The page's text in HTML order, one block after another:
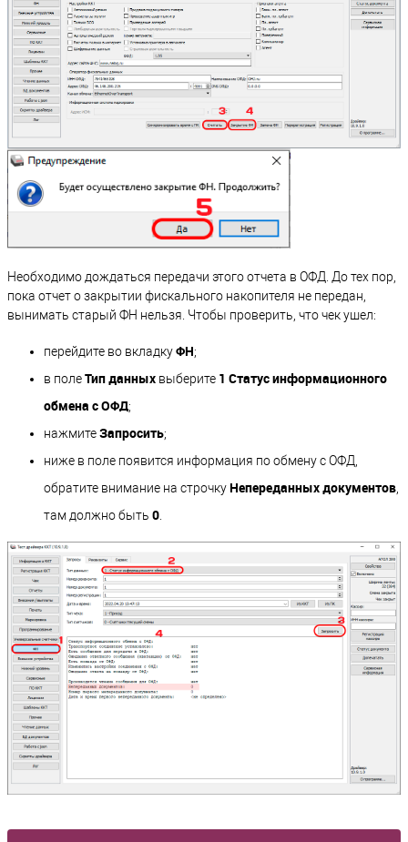
Необходимо дождаться передачи этого отчета в ОФД. До тех пор,
пока отчет о закрытии фискального накопителя не передан,
вынимать старый ФН нельзя. Чтобы проверить, что чек ушел:
перейдите во вкладкуФН;
в полеТип данных выберите 1 Статус информационного
обмена с ОФД;
нажмитеЗапросить;
ниже в поле появится информация по обмену с ОФД,
обратите внимание на строчку Непереданных документов,
там должно быть 0.